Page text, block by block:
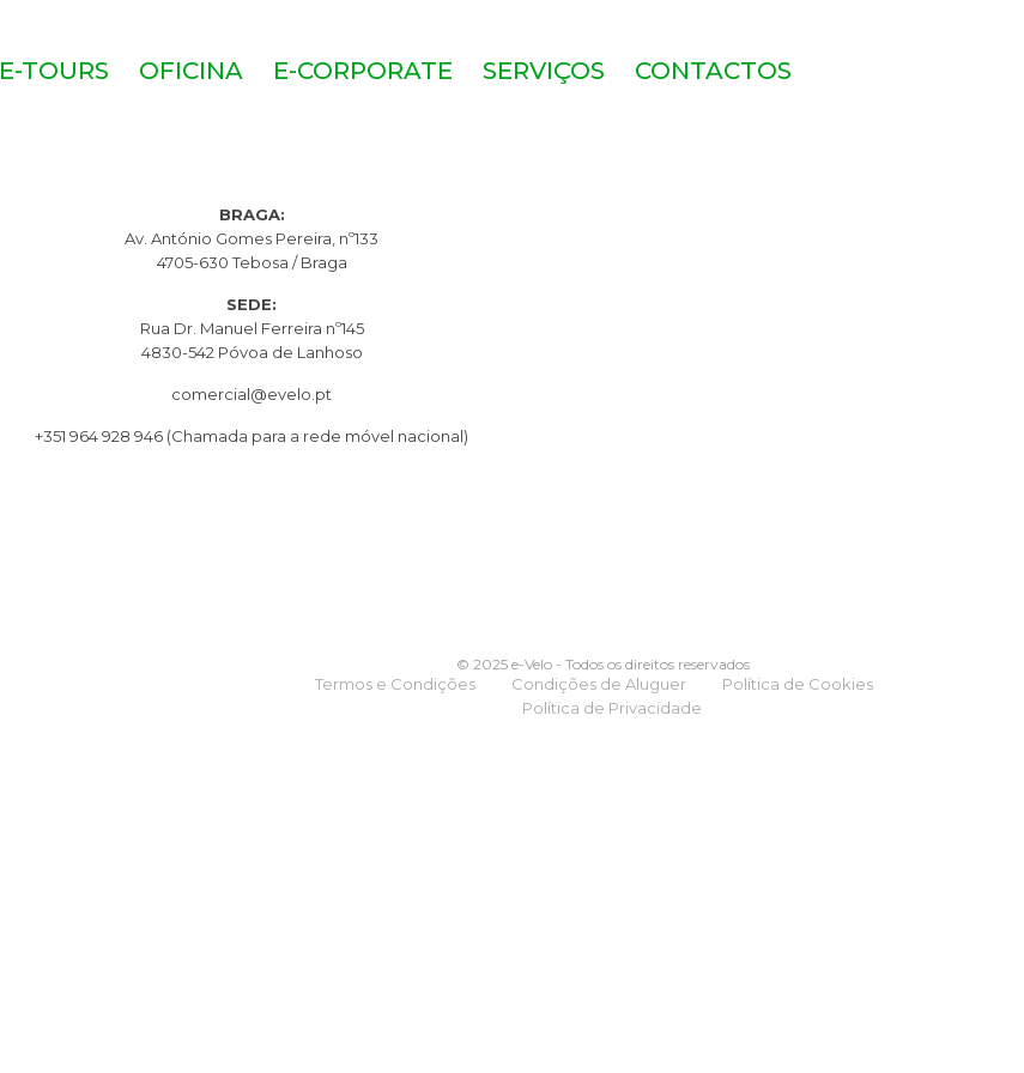
E-TOURS OFICINA E-CORPORATE SERVIÇOS CONTACTOS
BRAGA:
Av. António Gomes Pereira, nº133
4705-630 Tebosa / Braga
SEDE:
Rua Dr. Manuel Ferreira nº145
4830-542 Póvoa de Lanhoso
comercial@evelo.pt
+351 964 928 946 (Chamada para a rede móvel nacional)
© 2025 e-Velo - Todos os direitos reservados
Termos e Condições Condições de Aluguer
Política de Cookies
Política de Privacidade